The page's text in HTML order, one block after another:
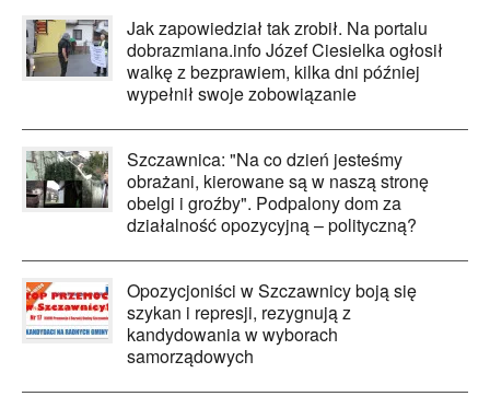
Jak zapowiedział tak zrobił. Na portalu
dobrazmiana.info Józef Ciesielka ogłosił
walkę z bezprawiem, kilka dni później
wypełnił swoje zobowiązanie
Szczawnica: "Na co dzień jesteśmy
obrażani, kierowane są w naszą stronę
obelgi i groźby". Podpalony dom za
działalność opozycyjną – polityczną?
Opozycjoniści w Szczawnicy boją się
szykan i represji, rezygnują z
kandydowania w wyborach
samorządowych